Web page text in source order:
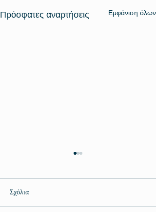
Πρόσφατες αναρτήσεις Εμφάνιση όλων
Σχόλια